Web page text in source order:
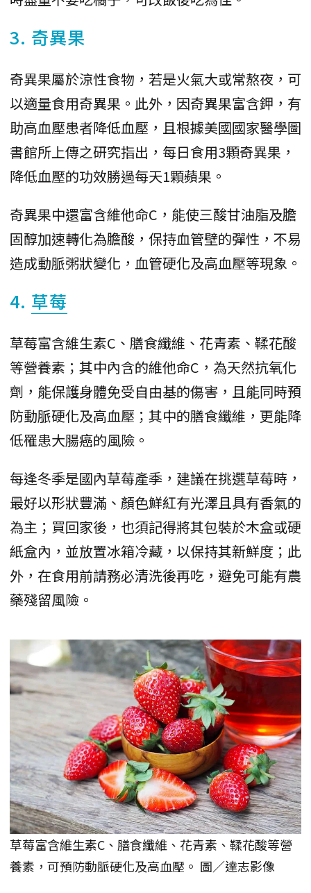
3. 奇異果
奇異果屬於涼性食物，若是火氣大或常熬夜，可
以適量食用奇異果。此外，因奇異果富含鉀，有
助高血壓患者降低血壓，且根據美國國家醫學圖
書館所上傳之研究指出，每日食用3顆奇異果，
降低血壓的功效勝過每天1顆蘋果。
奇異果中還富含維他命C，能使三酸甘油脂及膽
固醇加速轉化為膽酸，保持血管壁的彈性，不易
造成動脈粥狀變化，血管硬化及高血壓等現象。
4. 草莓
草莓富含維生素C、膳食纖維、花青素、鞣花酸
等營養素；其中內含的維他命C，為天然抗氧化
劑，能保護身體免受自由基的傷害，且能同時預
防動脈硬化及高血壓；其中的膳食纖維，更能降
低罹患大腸癌的風險。
每逢冬季是國內草莓產季，建議在挑選草莓時，
最好以形狀豐滿、顏色鮮紅有光澤且具有香氣的
為主；買回家後，也須記得將其包裝於木盒或硬
紙盒內，並放置冰箱冷藏，以保持其新鮮度；此
外，在食用前請務必清洗後再吃，避免可能有農
藥殘留風險。
草莓富含維生素C、膳食纖維、花青素、鞣花酸等營
養素，可預防動脈硬化及高血壓。 圖／達志影像